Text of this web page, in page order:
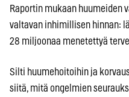
Raportin mukaan huumeiden
valtavan inhimillisen hinnan:
28 miljoonaa menetettyä
Silti huumehoitoihin ja
siitä, mitä ongelmien